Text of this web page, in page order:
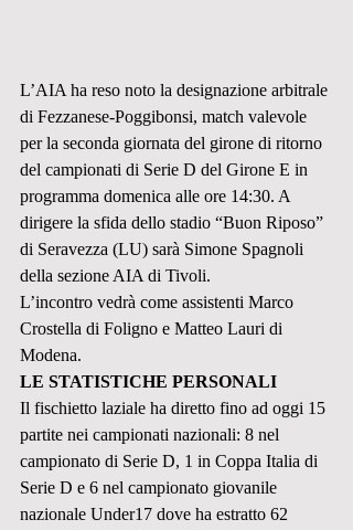
L’AIA ha reso noto la designazione arbitrale
di Fezzanese-Poggibonsi, match valevole
per la seconda giornata del girone di ritorno
del campionati di Serie D del Girone E in
programma domenica alle ore 14:30. A
dirigere la sfida dello stadio “Buon Riposo”
di Seravezza (LU) sarà Simone Spagnoli
della sezione AIA di Tivoli.
L’incontro vedrà come assistenti Marco
Crostella di Foligno e Matteo Lauri di
Modena.
LE STATISTICHE PERSONALI
Il fischietto laziale ha diretto fino ad oggi 15
partite nei campionati nazionali: 8 nel
campionato di Serie D, 1 in Coppa Italia di
Serie D e 6 nel campionato giovanile
nazionale Under17 dove ha estratto 62